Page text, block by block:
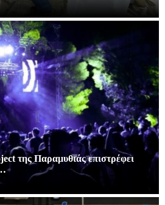
της Παραμυθιάς επιστρέφει